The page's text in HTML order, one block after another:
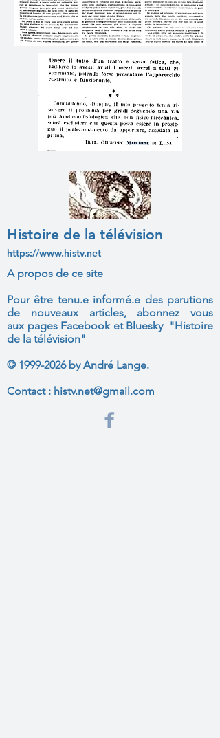
Histoire de la télévision
https://www.histv.net
A propos de ce site
Pour être tenu.e informé.e des parutions
de nouveaux articles, abonnez vous
aux pages Facebook et Bluesky "Histoire
de la télévision"
© 1999-2026by André Lange.
Contact : histv.net@gmail.com